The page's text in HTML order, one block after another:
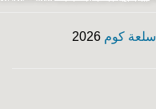
سلعة كوم